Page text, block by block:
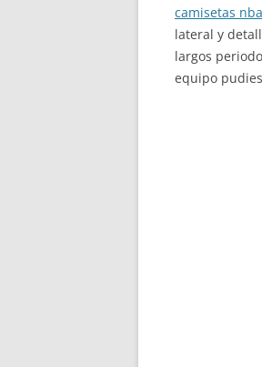
camisetas
lateral y
largos
equipo